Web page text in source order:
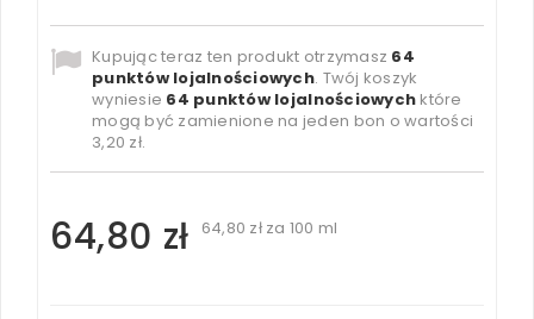
Kupując teraz ten produkt otrzymasz 64
punktów lojalnościowych. Twój koszyk
wyniesie 64 punktów lojalnościowych które
mogą być zamienione na jeden bon o wartości
3,20 zł.
64,80 zł 64,80 złza 100 ml